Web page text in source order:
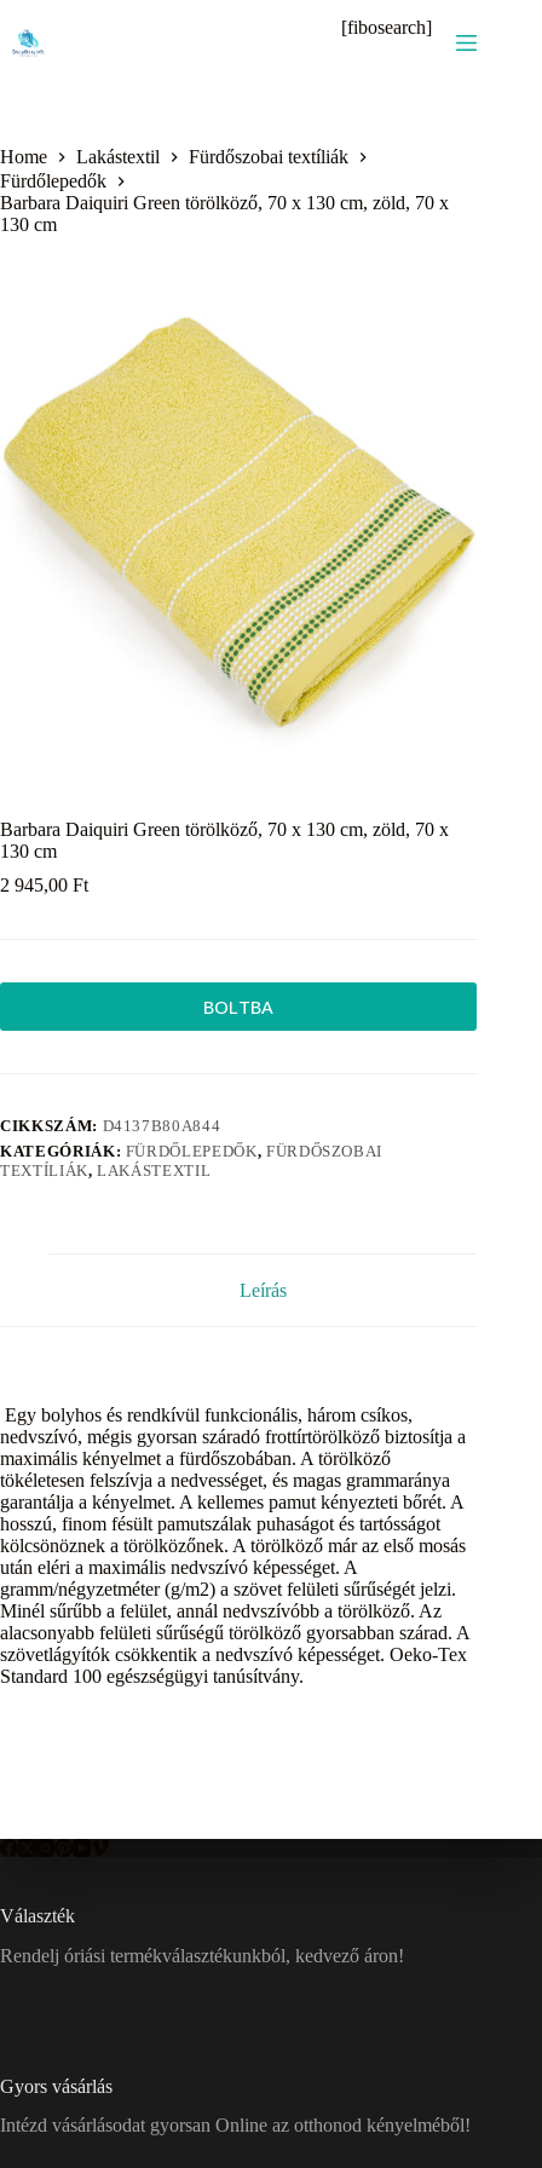
content
[fibosearch]
Home Lakástextil
Fürdőszobai textíliák
Fürdőlepedők
Barbara Daiquiri Green törölköző, 70 x 130 cm, zöld, 70 x
130 cm
Barbara Daiquiri Green törölköző, 70 x 130 cm, zöld, 70 x
130 cm
2 945,00 Ft
BOLTBA
CIKKSZÁM: D4137B80A844
KATEGÓRIÁK: FÜRDŐLEPEDŐK, FÜRDŐSZOBAI
TEXTÍLIÁK,LAKÁSTEXTIL
Leírás
Egy bolyhos és rendkívül funkcionális, három csíkos,
nedvszívó, mégis gyorsan száradó frottírtörölköző biztosítja a
maximális kényelmet a fürdőszobában. A törölköző
tökéletesen felszívja a nedvességet, és magas grammaránya
garantálja a kényelmet. A kellemes pamut kényezteti bőrét. A
hosszú, finom fésült pamutszálak puhaságot és tartósságot
kölcsönöznek a törölközőnek. A törölköző már az első mosás
után eléri a maximális nedvszívó képességet. A
gramm/négyzetméter (g/m2) a szövet felületi sűrűségét jelzi.
Minél sűrűbb a felület, annál nedvszívóbb a törölköző. Az
alacsonyabb felületi sűrűségű törölköző gyorsabban szárad. A
szövetlágyítók csökkentik a nedvszívó képességet. Oeko-Tex
Standard 100 egészségügyi tanúsítvány.
Választék
Rendelj óriási termékválasztékunkból, kedvező áron!
Gyors vásárlás
Intézd vásárlásodat gyorsan Online az otthonod kényelméből!